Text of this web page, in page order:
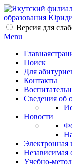
Версия для
Menu
Главная
Поиск
Для
Контакты
Сведения об
Новости
Электронная
Независимая
Учебно-